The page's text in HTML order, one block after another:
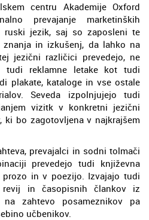
centru Akademije Oxford
prevajanje marketinških
ruski jezik, saj so zaposleni te
in izkušenj, da lahko na
jezični različici prevedejo, ne
tudi reklamne letake kot tudi
plakate, kataloge in vse ostale
Seveda izpolnjujejo tudi
vizitk v konkretni jezični
ki bo zagotovljena v najkrajšem
prevajalci in sodni tolmači
prevedejo tudi književna
in v poezijo. Izvajajo tudi
revij in časopisnih člankov iz
zahtevo posameznikov pa
učbenikov.